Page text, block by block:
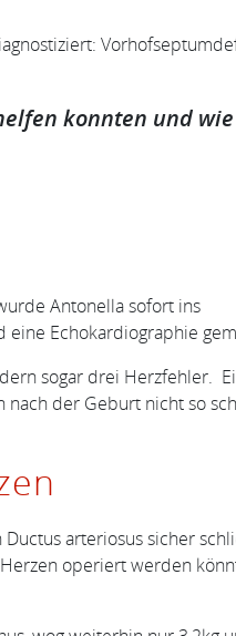
konnten und
Antonella sofort ins
eine Echokardiographie
sogar drei Herzfehler.
der Geburt nicht so
arteriosus sicher
operiert werden